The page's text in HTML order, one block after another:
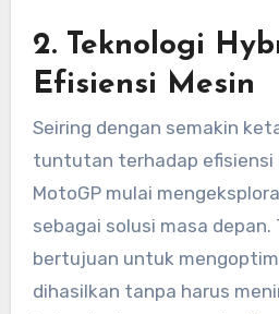
2. Teknologi
Efisiensi Mesin
Seiring dengan semakin
tuntutan terhadap efisiensi
MotoGP mulai
sebagai solusi masa depan.
bertujuan untuk
dihasilkan tanpa harus